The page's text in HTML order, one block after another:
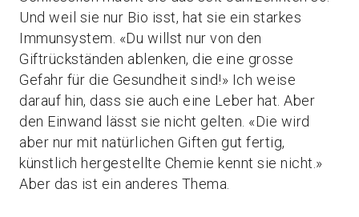
Und weil sie nur Bio isst, hat sie ein starkes
Immunsystem. «Du willst nur von den
Giftrückständen ablenken, die eine grosse
Gefahr für die Gesundheit sind!» Ich weise
darauf hin, dass sie auch eine Leber hat. Aber
den Einwand lässt sie nicht gelten. «Die wird
aber nur mit natürlichen Giften gut fertig,
künstlich hergestellte Chemie kennt sie nicht.»
Aber das ist ein anderes Thema.